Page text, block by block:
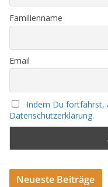
Familienname
Email
Indem Du fortfährst,
Datenschutzerklärung.
Neueste Beiträge